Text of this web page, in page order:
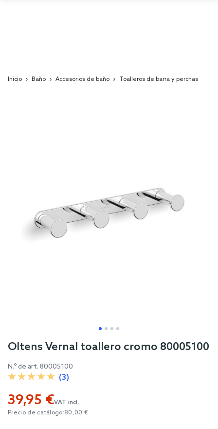
Inicio Baño Accesorios de baño Toalleros de barra y perchas
Skip
the
beginning
the
images
Oltens Vernal toallero cromo 80005100
N.º de art. 80005100
(3)
39,95 €VAT incl.
Precio de catálogo:80,00 €